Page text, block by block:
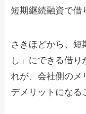
短期継続融資で借
さきほどから、短
し」にできる借り
れが、会社側のメ
デメリットになる